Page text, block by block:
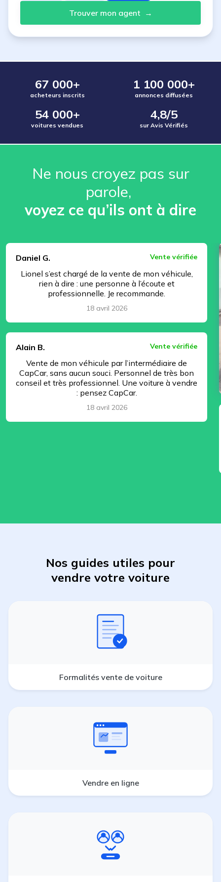
Trouver mon agent →
67 000+
acheteurs inscrits
1 100 000+
annonces diffusées
54 000+
voitures vendues
4,8/5
sur Avis Vérifiés
Ne nous croyez pas sur
parole, ️
voyez ce qu’ils ont à dire
Daniel G.
Vente vérifiée
Lionel s’est chargé de la vente de mon véhicule,
rien à dire : une personne à l’écoute et
professionnelle. Je recommande.
18 avril 2026
Alain B. Vente vérifiée
Vente de mon véhicule par l’intermédiaire de
CapCar, sans aucun souci. Personnel de très bon
conseil et très professionnel. Une voiture à vendre
: pensez CapCar.
18 avril 2026
Nos guides utiles pour
vendre votre voiture
Formalités vente de voiture
Vendre en ligne